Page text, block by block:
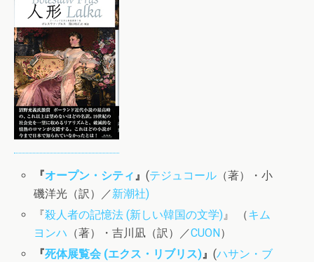
『オープン・シティ』(テジュコール （著）・小
磯洋光（訳）／新潮社)
『殺人者の記憶法 (新しい韓国の文学)』 （キム
ヨンハ （著）・吉川凪（訳）／CUON ）
『死体展覧会 (エクス・リブリス)』(ハサン・ブ